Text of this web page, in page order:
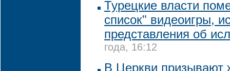
Турецкие власти
список" видеоигры,
представления об
года, 16:12
В Церкви призывают